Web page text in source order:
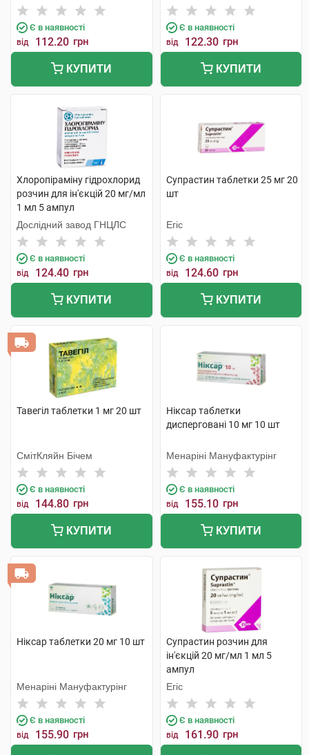
Є в наявності
від 112.20 грн
КУПИТИ
Є в наявності
від 122.30 грн
КУПИТИ
Хлоропіраміну гідрохлорид
розчин для ін'єкцій 20 мг/мл
1 мл 5 ампул
Дослідний завод ГНЦЛС
Є в наявності
від 124.40 грн
КУПИТИ
Супрастин таблетки 25 мг 20
шт
Егіс
Є в наявності
від 124.60 грн
КУПИТИ
Тавегіл таблетки 1 мг 20 шт
СмітКляйн Бічем
Є в наявності
від 144.80 грн
КУПИТИ
Ніксар таблетки
дисперговані 10 мг 10 шт
Менаріні Мануфактурінг
Є в наявності
від 155.10 грн
КУПИТИ
Ніксар таблетки 20 мг 10 шт
Менаріні Мануфактурінг
Є в наявності
від 155.90 грн
Супрастин розчин для
ін'єкцій 20 мг/мл 1 мл 5
ампул
Егіс
Є в наявності
від 161.90 грн